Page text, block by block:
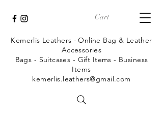
Cart
Kemerlis Leathers - Online Bag & Leather
Accessories
Bags - Suitcases - Gift Items - Business
Items
kemerlis.leathers@gmail.com